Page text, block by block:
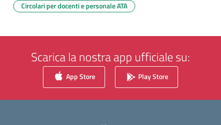
Circolari per docenti e personale ATA
Scarica la nostra app ufficiale su:
App Store Play Store